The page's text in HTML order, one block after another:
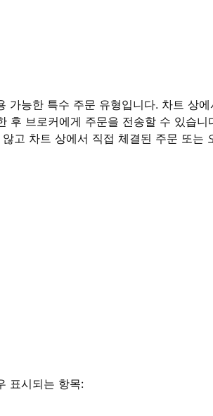
가능한 특수 주문 유형입니다. 차트 상
후 브로커에게 주문을 전송할 수 있습니
고 차트 상에서 직접 체결된 주문 또는
표시되는 항목: